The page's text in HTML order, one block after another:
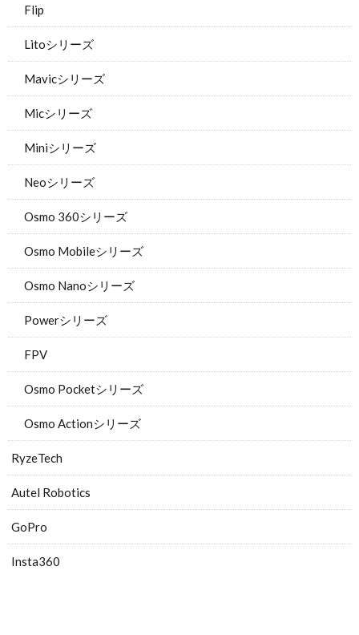
Flip
Litoシリーズ
Mavicシリーズ
Micシリーズ
Miniシリーズ
Neoシリーズ
Osmo 360シリーズ
Osmo Mobileシリーズ
Osmo Nanoシリーズ
Powerシリーズ
FPV
Osmo Pocketシリーズ
Osmo Actionシリーズ
RyzeTech
Autel Robotics
GoPro
Insta360